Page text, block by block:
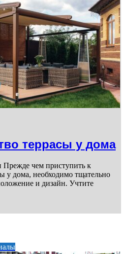
террасы у дома
Прежде чем приступить к
у дома, необходимо тщательно
и дизайн. Учтите